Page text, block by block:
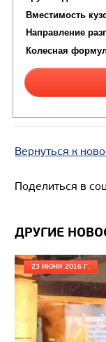
Цена по
Направление
Колесная
Вернуться к
Поделиться в
ДРУГИЕ
23 ИЮНЯ 2016 Г.